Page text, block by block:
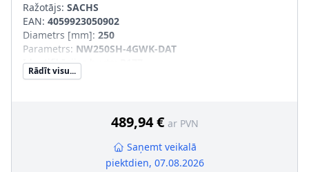
Ražotājs: SACHS
EAN: 4059923050902
Diametrs [mm]: 250
Parametrs: NW250SH-4GWK-DAT
Identifikācijas burts
Aizvietojamā daļa
Rādīt visu...
489,94 € ar PVN
Saņemt veikalā
piektdien, 07.08.2026